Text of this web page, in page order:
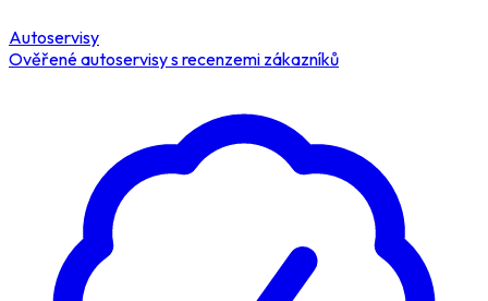
Autoservisy
Ověřené autoservisy s recenzemi zákazníků